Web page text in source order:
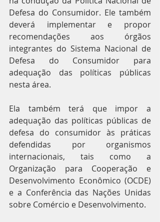
Defesa do Consumidor. Ele também
deverá implementar e propor
recomendações aos órgãos
integrantes do Sistema Nacional de
Defesa do Consumidor para
adequação das políticas públicas
nesta área.
Ela também terá que impor a
adequação das políticas públicas de
defesa do consumidor às práticas
defendidas por organismos
internacionais, tais como a
Organização para Cooperação e
Desenvolvimento Econômico (OCDE)
e a Conferência das Nações Unidas
sobre Comércio e Desenvolvimento.